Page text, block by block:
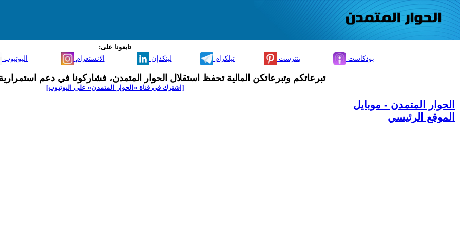
تابعونا على:
اليوتيوب
الانستغرام لينكدإن تيلكرام بنترست بودكاست
تبرعاتكم وتبرعاتكن المالية تحفظ استقلال الحوار المتمدن، فشاركونا في دعم
[اشترك في قناة ‫«الحوار المتمدن» على اليوتيوب]
الحوار المتمدن - موبايل
الموقع الرئيسي